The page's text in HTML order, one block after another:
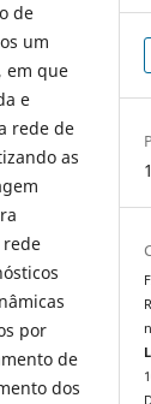
de
um
em que
e
rede de
as
rede
por
de
dos